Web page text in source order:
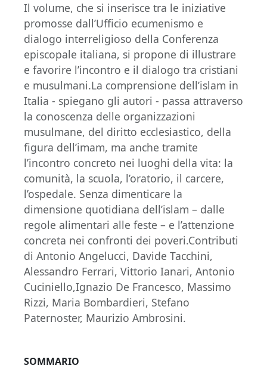
Il volume, che si inserisce tra le iniziative
promosse dall’Ufficio ecumenismo e
dialogo interreligioso della Conferenza
episcopale italiana, si propone di illustrare
e favorire l’incontro e il dialogo tra cristiani
e musulmani.La comprensione dell’islam in
Italia - spiegano gli autori - passa attraverso
la conoscenza delle organizzazioni
musulmane, del diritto ecclesiastico, della
figura dell’imam, ma anche tramite
l’incontro concreto nei luoghi della vita: la
comunità, la scuola, l’oratorio, il carcere,
l’ospedale. Senza dimenticare la
dimensione quotidiana dell’islam – dalle
regole alimentari alle feste – e l’attenzione
concreta nei confronti dei poveri.Contributi
di Antonio Angelucci, Davide Tacchini,
Alessandro Ferrari, Vittorio Ianari, Antonio
Cuciniello,Ignazio De Francesco, Massimo
Rizzi, Maria Bombardieri, Stefano
Paternoster, Maurizio Ambrosini.
SOMMARIO